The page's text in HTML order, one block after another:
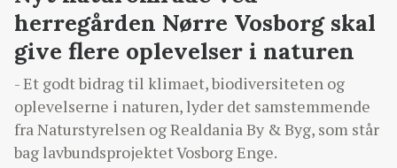
herregården Nørre Vosborg skal
give flere oplevelser i naturen
- Et godt bidrag til klimaet, biodiversiteten og
oplevelserne i naturen, lyder det samstemmende
fra Naturstyrelsen og Realdania By & Byg, som står
bag lavbundsprojektet Vosborg Enge.